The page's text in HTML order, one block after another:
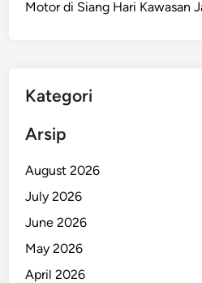
Motor di Siang Hari Kawasan
Kategori
Arsip
August 2026
July 2026
June 2026
May 2026
April 2026